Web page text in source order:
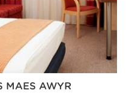
MAES AWYR